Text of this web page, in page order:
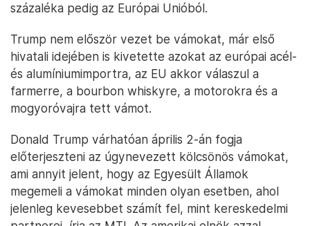
százaléka pedig az Európai Unióból.
Trump nem először vezet be vámokat, már első
hivatali idejében is kivetette azokat az európai acél-
és alumíniumimportra, az EU akkor válaszul a
farmerre, a bourbon whiskyre, a motorokra és a
mogyoróvajra tett vámot.
Donald Trump várhatóan április 2-án fogja
előterjeszteni az úgynevezett kölcsönös vámokat,
ami annyit jelent, hogy az Egyesült Államok
megemeli a vámokat minden olyan esetben, ahol
jelenleg kevesebbet számít fel, mint kereskedelmi